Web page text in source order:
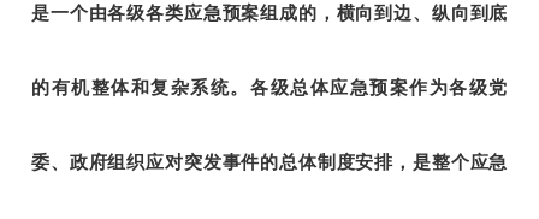
是一个由各级各类应急预案组成的，横向到边、纵向到底
的有机整体和复杂系统。 各级总体应急预案作为各级党
委、政府组织应对突发事件的总体制度安排，是整个应急